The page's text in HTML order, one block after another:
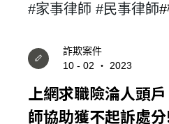
詐欺案件
10 - 02 ‧ 2023
上網求職險淪人頭
師協助獲不起訴處
#家事律師 #民事律師